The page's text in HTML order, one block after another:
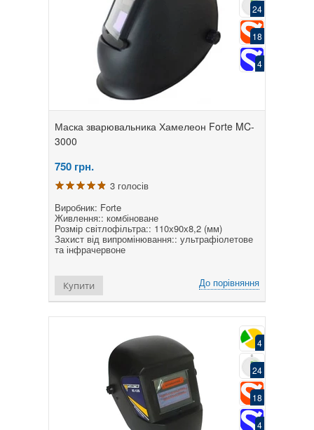
24
18
4
Маска зварювальника Хамелеон Forte MC-
3000
750 грн.
3 голосів
Виробник: Forte
Живлення:: комбіноване
Розмір світлофільтра:: 110х90х8,2 (мм)
Захист від випромінювання:: ультрафіолетове
та інфрачервоне
До порівняння
Купити
4
24
18
4